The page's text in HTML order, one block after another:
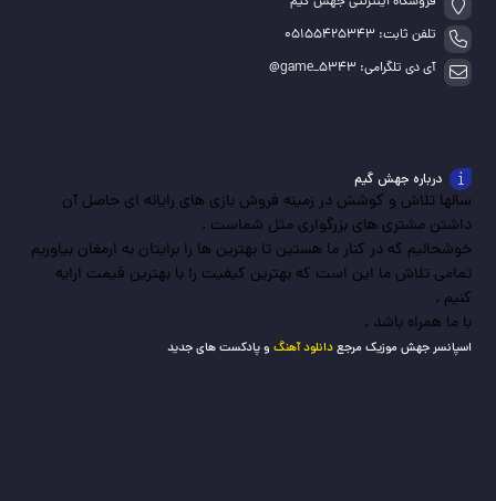
تلفن ثابت: 05155425343
آی دی تلگرامی: game_5343@
درباره جهش گیم
سالها تلاش و کوشش در زمینه فروش بازی های رایانه ای حاصل آن
داشتن مشتری های بزرگواری مثل شماست .
خوشحالیم که در کنار ما هستین تا بهترین ها را برایتان به ارمغان بیاوریم
تمامی تلاش ما این است که بهترین کیفیت را با بهترین قیمت ارایه
کنیم .
با ما همراه باشد .
اسپانسر جهش موزیک مرجعدانلود آهنگ و پادکست های جدید